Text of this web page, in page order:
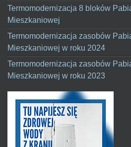
Termomodernizacja 8 bloków
Mieszkaniowej
Termomodernizacja zasobów
Mieszkaniowej w roku 2024
Termomodernizacja zasobów
Mieszkaniowej w roku 2023